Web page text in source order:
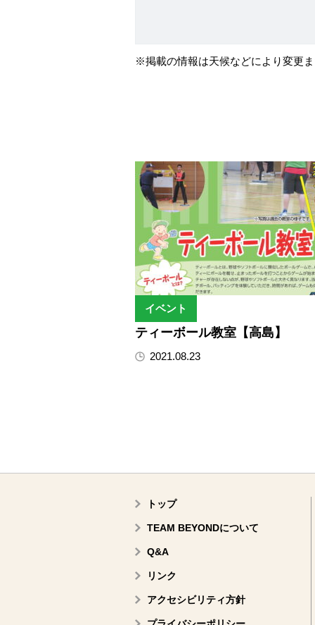
※掲載の情報は天候などにより変更
イベント
ティーボール教室【高島】
2021.08.23
トップ
TEAM BEYONDについて
Q&A
リンク
アクセシビリティ方針